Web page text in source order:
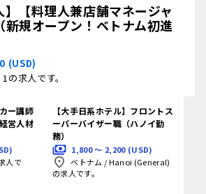
】【料理人兼店舗マネージャ
新規オープン！ベトナム初進
(USD)
の求人です。
ー講師
営人材
人で
【大手日系ホテル】フロントス
ーパーバイザー職（ハノイ勤
務）
1,800 〜 2,200 (USD)
ベトナム /Hanoi (General)
の求人です。